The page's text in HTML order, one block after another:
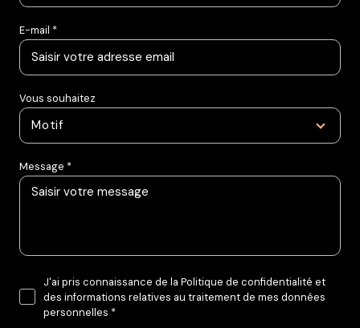
E-mail *
Vous souhaitez
Motif
Message *
J'ai pris connaissance de la Politique de confidentialité et
des informations relatives au traitement de mes données
personnelles *